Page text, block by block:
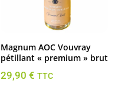
Magnum AOC Vouvray
pétillant « premium » brut
29,90 € TTC